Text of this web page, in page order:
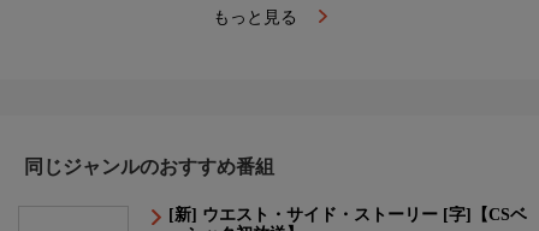
もっと見る
同じジャンルのおすすめ番組
[新] ウエスト・サイド・ストーリー [字]【CSベ